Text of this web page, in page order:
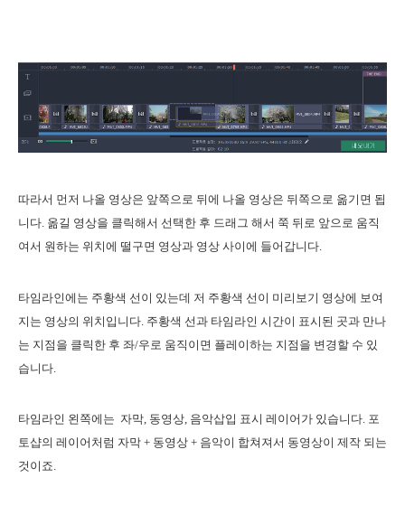
따라서 먼저 나올 영상은 앞쪽으로 뒤에 나올 영상은 뒤쪽으로 옮기면 됩
니다. 옮길 영상을 클릭해서 선택한 후 드래그 해서 쭉 뒤로 앞으로 움직
여서 원하는 위치에 떨구면 영상과 영상 사이에 들어갑니다.
타임라인에는 주황색 선이 있는데 저 주황색 선이 미리보기 영상에 보여
지는 영상의 위치입니다. 주황색 선과 타임라인 시간이 표시된 곳과 만나
는 지점을 클릭한 후 좌/우로 움직이면 플레이하는 지점을 변경할 수 있
습니다.
타임라인 왼쪽에는 자막, 동영상, 음악삽입 표시 레이어가 있습니다. 포
토샵의 레이어처럼 자막 + 동영상 + 음악이 합쳐져서 동영상이 제작 되는
것이죠.